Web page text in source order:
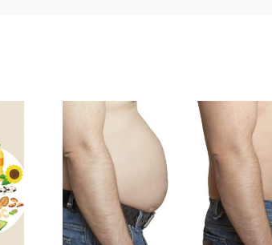
文森醫師減重經歷